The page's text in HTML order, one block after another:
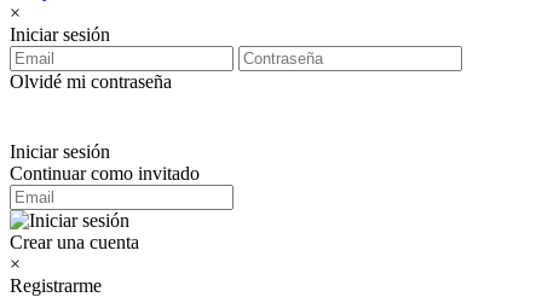
×
Iniciar sesión
Olvidé mi contraseña
Iniciar sesión
Continuar como invitado
Crear una cuenta
×
Registrarme